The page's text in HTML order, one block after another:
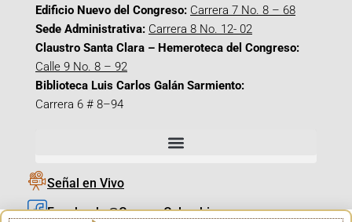
Edificio Nuevo del Congreso: Carrera 7 No. 8 – 68
Sede Administrativa: Carrera 8 No. 12- 02
Claustro Santa Clara – Hemeroteca del Congreso:
Calle 9 No. 8 – 92
Biblioteca Luis Carlos Galán Sarmiento:
Carrera 6 # 8–94
Señal en Vivo
Facebook_@CamaraColombia